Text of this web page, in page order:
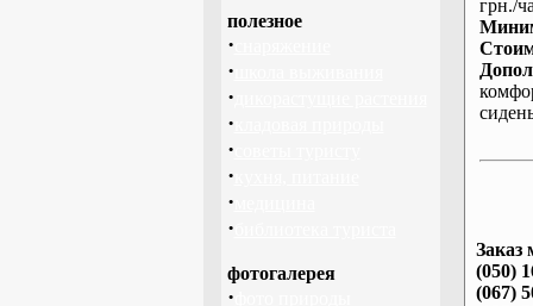
полезное
·
·
·
·
·
·
·
·
фотогалерея
·
грн./
Заказ
(050)
(067)